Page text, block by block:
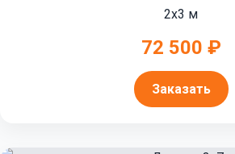
2x3 м
72 500 ₽
Заказать